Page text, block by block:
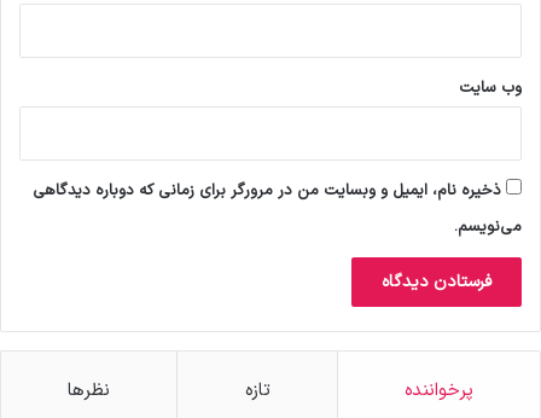
وب‌ سایت
ذخیره نام، ایمیل و وبسایت من در مرورگر برای زمانی که دوباره دیدگاهی
می‌نویسم.
پرخواننده تازه نظرها